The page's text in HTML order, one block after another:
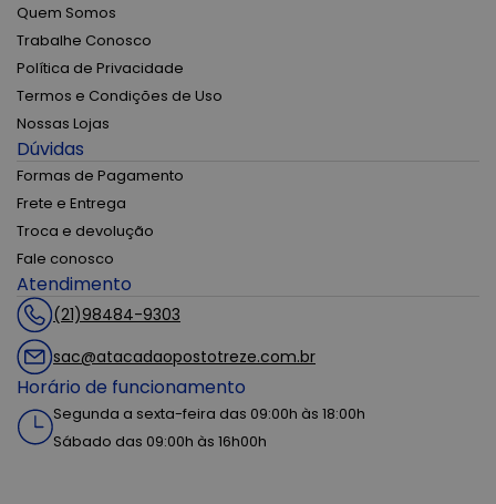
Quem Somos
Trabalhe Conosco
Política de Privacidade
Termos e Condições de Uso
Nossas Lojas
Dúvidas
Formas de Pagamento
Frete e Entrega
Troca e devolução
Fale conosco
Atendimento
(21)98484-9303
sac@atacadaopostotreze.com.br
Horário de funcionamento
Segunda a sexta-feira das 09:00h às 18:00h
Sábado das 09:00h às 16h00h